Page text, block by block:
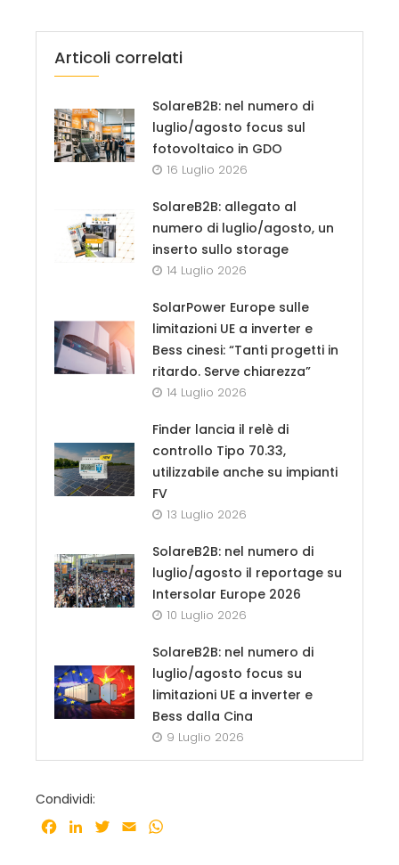
Articoli correlati
SolareB2B: nel numero di
luglio/agosto focus sul
fotovoltaico in GDO
16 Luglio 2026
SolareB2B: allegato al
numero di luglio/agosto, un
inserto sullo storage
14 Luglio 2026
SolarPower Europe sulle
limitazioni UE a inverter e
Bess cinesi: “Tanti progetti in
ritardo. Serve chiarezza”
14 Luglio 2026
Finder lancia il relè di
controllo Tipo 70.33,
utilizzabile anche su impianti
FV
13 Luglio 2026
SolareB2B: nel numero di
luglio/agosto il reportage su
Intersolar Europe 2026
10 Luglio 2026
SolareB2B: nel numero di
luglio/agosto focus su
limitazioni UE a inverter e
Bess dalla Cina
9 Luglio 2026
Condividi:
Facebook
LinkedInTwitter
Email